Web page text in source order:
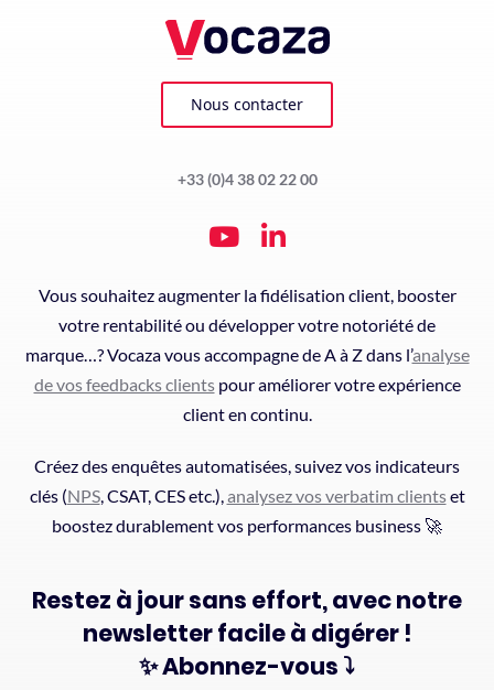
Nous contacter
+33 (0)4 38 02 22 00
Vous souhaitez augmenter la fidélisation client, booster
votre rentabilité ou développer votre notoriété de
marque…? Vocaza vous accompagne de A à Z dans l’analyse
de vos feedbacks clientspour améliorer votre expérience
client en continu.
Créez des enquêtes automatisées, suivez vos indicateurs
clés (NPS, CSAT, CES etc.),analysez vos verbatim clientset
boostez durablement vos performances business 🚀
Restez à jour sans effort, avec notre
newsletter facile à digérer !
✨ Abonnez-vous ⤵️